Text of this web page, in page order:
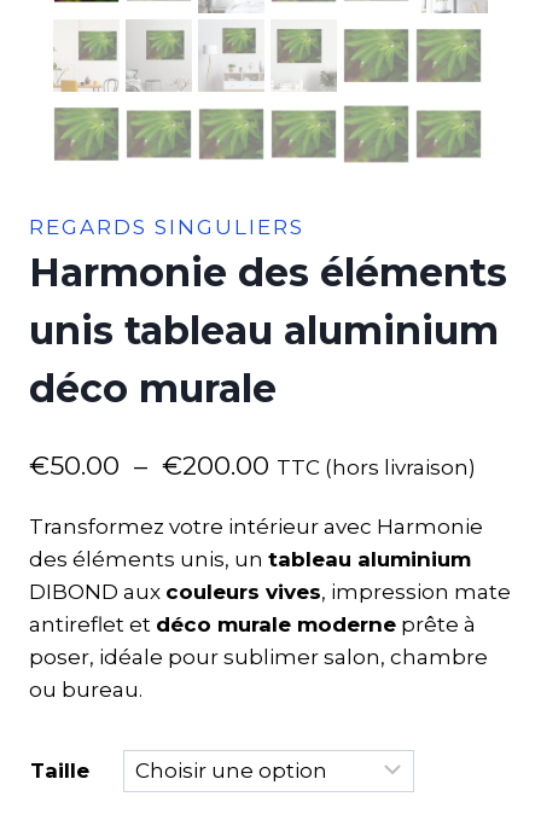
REGARDS SINGULIERS
Harmonie des éléments
unis tableau aluminium
déco murale
€50.00 – €200.00 TTC (hors livraison)
Transformez votre intérieur avec Harmonie
des éléments unis, un tableau aluminium
DIBOND aux couleurs vives, impression mate
antireflet et déco murale moderne prête à
poser, idéale pour sublimer salon, chambre
ou bureau.
Taille